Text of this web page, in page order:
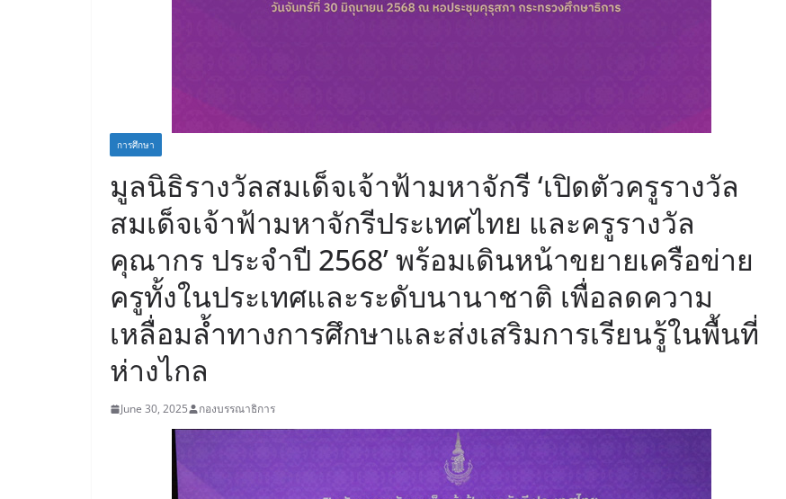
การศึกษา
มูลนิธิรางวัลสมเด็จเจ้าฟ้ามหาจักรี ‘เปิดตัวครูรางวัล
สมเด็จเจ้าฟ้ามหาจักรีประเทศไทย และครูรางวัล
คุณากร ประจำปี 2568’ พร้อมเดินหน้าขยายเครือข่าย
ครูทั้งในประเทศและระดับนานาชาติ เพื่อลดความ
เหลื่อมล้ำทางการศึกษาและส่งเสริมการเรียนรู้ในพื้นที่
ห่างไกล
June 30, 2025 กองบรรณาธิการ